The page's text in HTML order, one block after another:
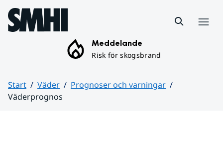
Hoppa till sidans innehåll
Meddelande
Risk för skogsbrand
Start Väder
Prognoser och varningar
Väderprognos